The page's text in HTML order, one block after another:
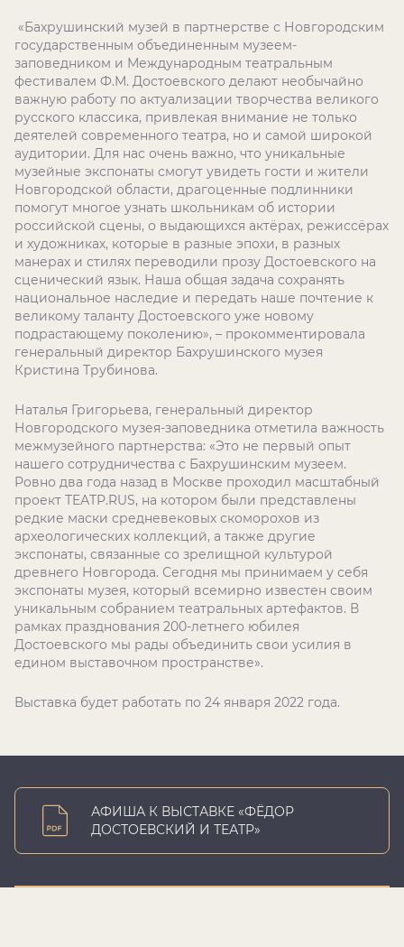
«Бахрушинский музей в партнерстве с Новгородским
государственным объединенным музеем-
заповедником и Международным театральным
фестивалем Ф.М. Достоевского делают необычайно
важную работу по актуализации творчества великого
русского классика, привлекая внимание не только
деятелей современного театра, но и самой широкой
аудитории. Для нас очень важно, что уникальные
музейные экспонаты смогут увидеть гости и жители
Новгородской области, драгоценные подлинники
помогут многое узнать школьникам об истории
российской сцены, о выдающихся актёрах, режиссёрах
и художниках, которые в разные эпохи, в разных
манерах и стилях переводили прозу Достоевского на
сценический язык. Наша общая задача сохранять
национальное наследие и передать наше почтение к
великому таланту Достоевского уже новому
подрастающему поколению», – прокомментировала
генеральный директор Бахрушинского музея
Кристина Трубинова.
Наталья Григорьева, генеральный директор
Новгородского музея-заповедника отметила важность
межмузейного партнерства: «Это не первый опыт
нашего сотрудничества с Бахрушинским музеем.
Ровно два года назад в Москве проходил масштабный
проект ТЕАТР.RUS, на котором были представлены
редкие маски средневековых скоморохов из
археологических коллекций, а также другие
экспонаты, связанные со зрелищной культурой
древнего Новгорода. Сегодня мы принимаем у себя
экспонаты музея, который всемирно известен своим
уникальным собранием театральных артефактов. В
рамках празднования 200-летнего юбилея
Достоевского мы рады объединить свои усилия в
едином выставочном пространстве».
Выставка будет работать по 24 января 2022 года.
АФИША К ВЫСТАВКЕ «ФЁДОР
ДОСТОЕВСКИЙ И ТЕАТР»